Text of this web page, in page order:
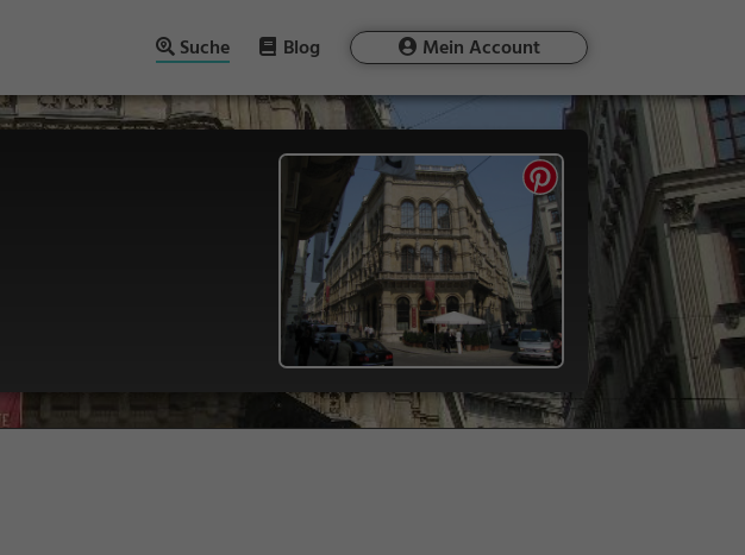
Suche Blog Mein Account